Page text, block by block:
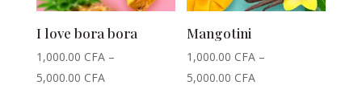
I love bora bora
1,000.00 CFA–
5,000.00 CFA
Mangotini
1,000.00 CFA –
5,000.00 CFA